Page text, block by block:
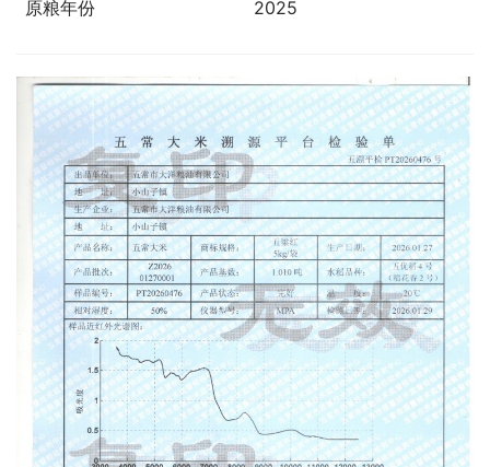
原粮年份 2025